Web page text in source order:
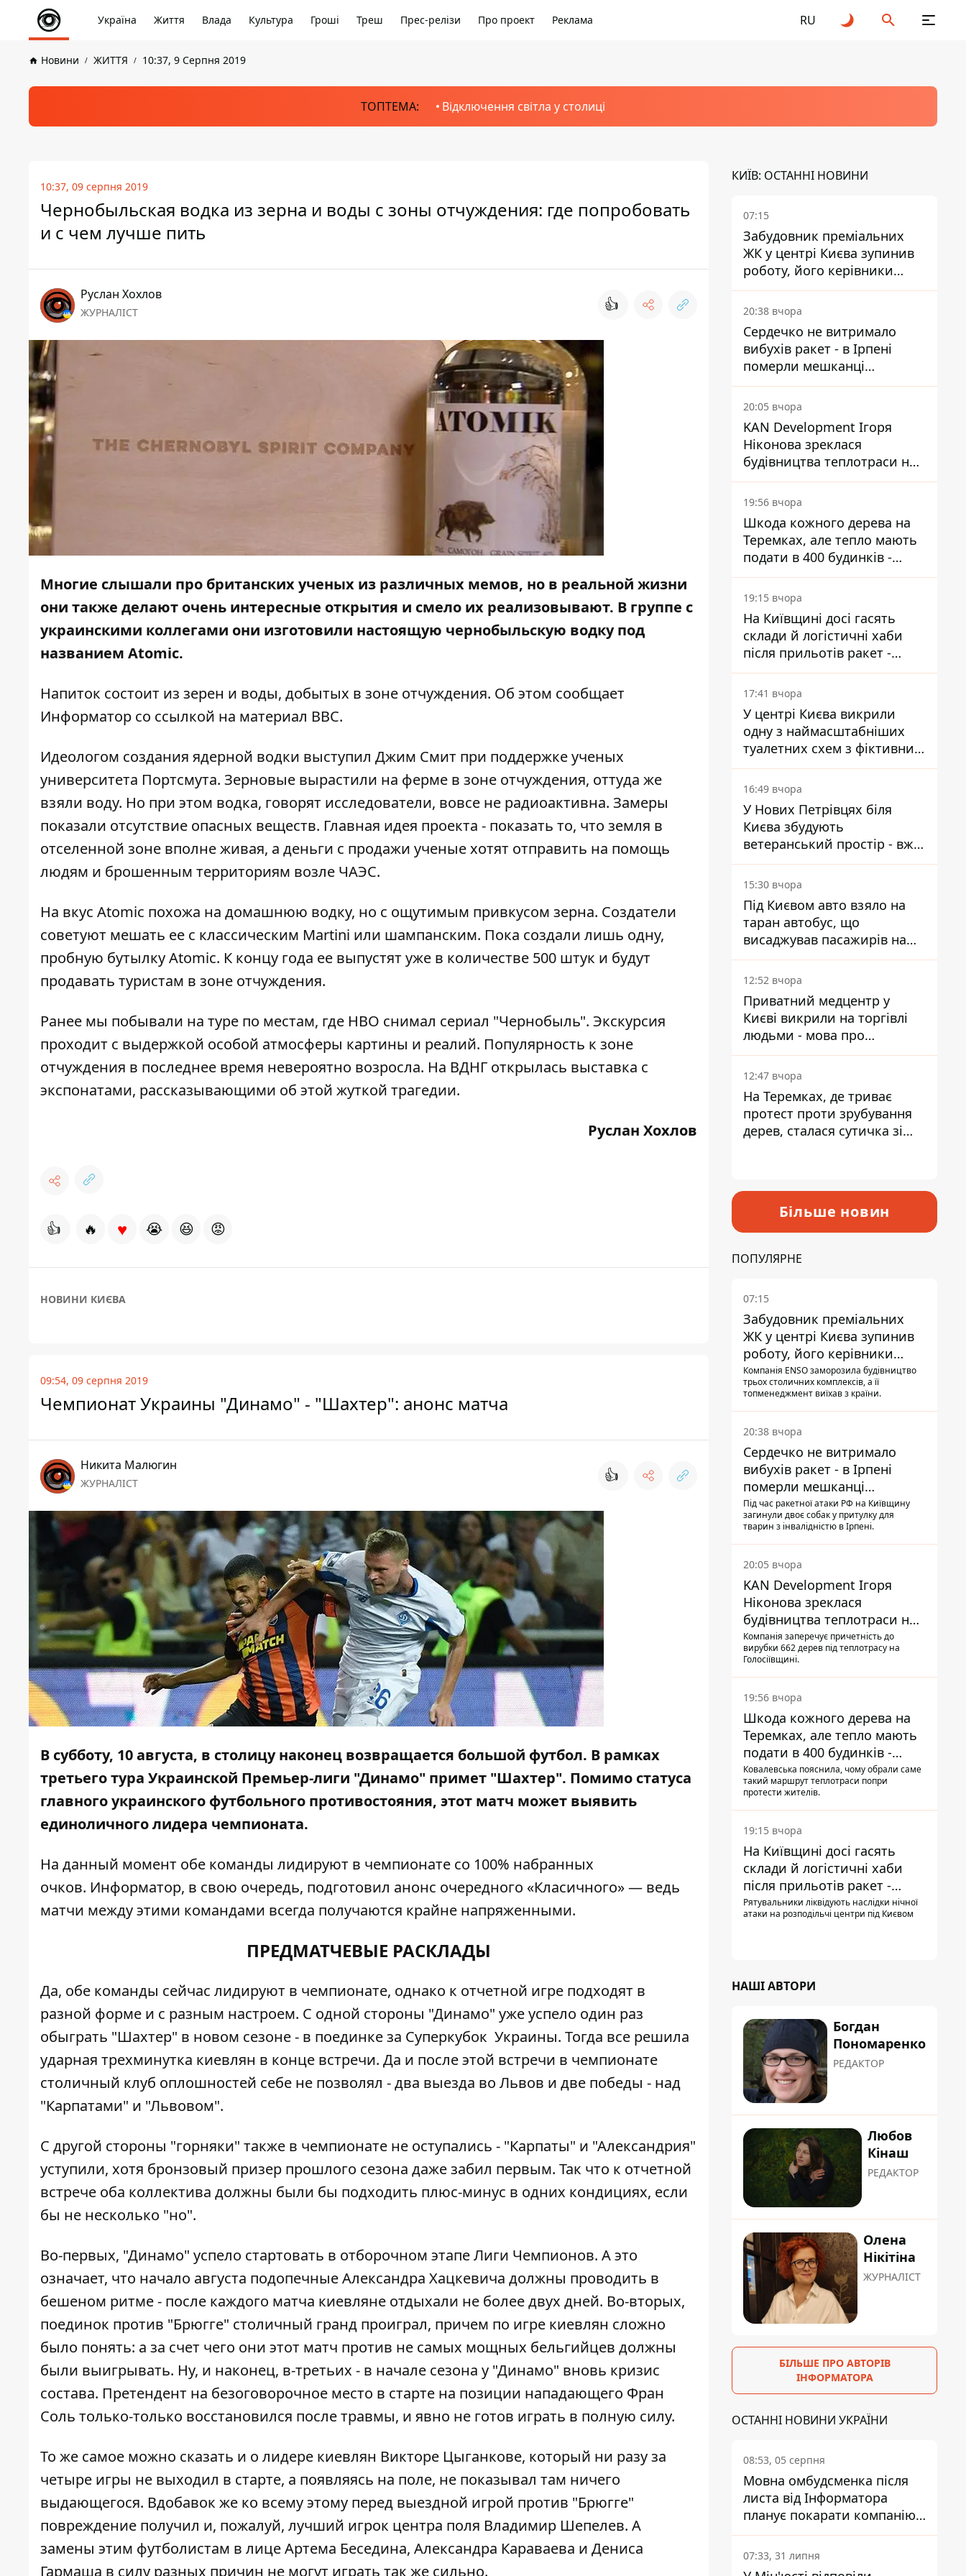
Україна Життя Влада Культура Гроші Треш Прес-релізи Про проект Реклама RU
Новини ЖИТТЯ 10:37, 9 Серпня 2019
ТОПТЕМА: Відключення світла у столиці
10:37, 09 серпня 2019
Чернобыльская водка из зерна и воды с зоны отчуждения: где попробовать
и с чем лучше пить
Руслан Хохлов
ЖУРНАЛІСТ 👍
Многие слышали про британских ученых из различных мемов, но в реальной жизни
они также делают очень интересные открытия и смело их реализовывают. В группе с
украинскими коллегами они изготовили настоящую чернобыльскую водку под
названием Atomic.
Напиток состоит из зерен и воды, добытых в зоне отчуждения. Об этом сообщает
Информатор со ссылкой на материал BBC.
Идеологом создания ядерной водки выступил Джим Смит при поддержке ученых
университета Портсмута. Зерновые вырастили на ферме в зоне отчуждения, оттуда же
взяли воду. Но при этом водка, говорят исследователи, вовсе не радиоактивна. Замеры
показали отсутствие опасных веществ. Главная идея проекта - показать то, что земля в
отселенной зоне вполне живая, а деньги с продажи ученые хотят отправить на помощь
людям и брошенным территориям возле ЧАЭС.
На вкус Atomic похожа на домашнюю водку, но с ощутимым привкусом зерна. Создатели
советуют мешать ее с классическим Martini или шампанским. Пока создали лишь одну,
пробную бутылку Atomic. К концу года ее выпустят уже в количестве 500 штук и будут
продавать туристам в зоне отчуждения.
Ранее мы побывали на туре по местам, где HBO снимал сериал "Чернобыль". Экскурсия
проходит с выдержкой особой атмосферы картины и реалий. Популярность к зоне
отчуждения в последнее время невероятно возросла. На ВДНГ открылась выставка с
экспонатами, рассказывающими об этой жуткой трагедии.
Руслан Хохлов
👍 🔥 ♥ 😭 😆 😡
НОВИНИ КИЄВА
09:54, 09 серпня 2019
Чемпионат Украины "Динамо" - "Шахтер": анонс матча
Никита Малюгин
ЖУРНАЛІСТ 👍
В субботу, 10 августа, в столицу наконец возвращается большой футбол. В рамках
третьего тура Украинской Премьер-лиги "Динамо" примет "Шахтер". Помимо статуса
главного украинского футбольного противостояния, этот матч может выявить
единоличного лидера чемпионата.
На данный момент обе команды лидируют в чемпионате со 100% набранных
очков. Информатор, в свою очередь, подготовил анонс очередного «Класичного» — ведь
матчи между этими командами всегда получаются крайне напряженными.
ПРЕДМАТЧЕВЫЕ РАСКЛАДЫ
Да, обе команды сейчас лидируют в чемпионате, однако к отчетной игре подходят в
разной форме и с разным настроем. С одной стороны "Динамо" уже успело один раз
обыграть "Шахтер" в новом сезоне - в поединке за Суперкубок Украины. Тогда все решила
ударная трехминутка киевлян в конце встречи. Да и после этой встречи в чемпионате
столичный клуб оплошностей себе не позволял - два выезда во Львов и две победы - над
"Карпатами" и "Львовом".
С другой стороны "горняки" также в чемпионате не оступались - "Карпаты" и "Александрия"
уступили, хотя бронзовый призер прошлого сезона даже забил первым. Так что к отчетной
встрече оба коллектива должны были бы подходить плюс-минус в одних кондициях, если
бы не несколько "но".
Во-первых, "Динамо" успело стартовать в отборочном этапе Лиги Чемпионов. А это
означает, что начало августа подопечные Александра Хацкевича должны проводить в
бешеном ритме - после каждого матча киевляне отдыхали не более двух дней. Во-вторых,
поединок против "Брюгге" столичный гранд проиграл, причем по игре киевлян сложно
было понять: а за счет чего они этот матч против не самых мощных бельгийцев должны
были выигрывать. Ну, и наконец, в-третьих - в начале сезона у "Динамо" вновь кризис
состава. Претендент на безоговорочное место в старте на позиции нападающего Фран
Соль только-только восстановился после травмы, и явно не готов играть в полную силу.
То же самое можно сказать и о лидере киевлян Викторе Цыганкове, который ни разу за
четыре игры не выходил в старте, а появляясь на поле, не показывал там ничего
выдающегося. Вдобавок же ко всему этому перед выездной игрой против "Брюгге"
повреждение получил и, пожалуй, лучший игрок центра поля Владимир Шепелев. А
замены этим футболистам в лице Артема Беседина, Александра Караваева и Дениса
Гармаша в силу разных причин не могут играть так же сильно.
КИЇВ: ОСТАННІ НОВИНИ
07:15
Забудовник преміальних
ЖК у центрі Києва зупинив
роботу, його керівники
втекли з України - Bihus.info
20:38 вчора
Сердечко не витримало
вибухів ракет - в Ірпені
померли мешканці
притулку для собак з
інвалідністю
20:05 вчора
KAN Development Ігоря
Ніконова зреклася
будівництва теплотраси на
Теремках
19:56 вчора
Шкода кожного дерева на
Теремках, але тепло мають
подати в 400 будинків -
депутатка Київради
19:15 вчора
На Київщині досі гасять
склади й логістичні хаби
після прильотів ракет -
ДСНС
17:41 вчора
У центрі Києва викрили
одну з наймасштабніших
туалетних схем з фіктивним
будинком
16:49 вчора
У Нових Петрівцях біля
Києва збудують
ветеранський простір - вже
знайшли проєктанта
15:30 вчора
Під Києвом авто взяло на
таран автобус, що
висаджував пасажирів на
зупинці - пасажирка в
лікарні
12:52 вчора
Приватний медцентр у
Києві викрили на торгівлі
людьми - мова про
сурогатне материнство
12:47 вчора
На Теремках, де триває
протест проти зрубування
дерев, сталася сутичка зі
Більше новин
ПОПУЛЯРНЕ
07:15
Забудовник преміальних
ЖК у центрі Києва зупинив
роботу, його керівники
втекли з України - Bihus.info
Компанія ENSO заморозила будівництво
трьох столичних комплексів, а її
топменеджмент виїхав з країни.
20:38 вчора
Сердечко не витримало
вибухів ракет - в Ірпені
померли мешканці
притулку для собак з
інвалідністю
Під час ракетної атаки РФ на Київщину
загинули двоє собак у притулку для
тварин з інвалідністю в Ірпені.
20:05 вчора
KAN Development Ігоря
Ніконова зреклася
будівництва теплотраси на
Теремках
Компанія заперечує причетність до
вирубки 662 дерев під теплотрасу на
Голосіївщині.
19:56 вчора
Шкода кожного дерева на
Теремках, але тепло мають
подати в 400 будинків -
депутатка Київради
Ковалевська пояснила, чому обрали саме
такий маршрут теплотраси попри
протести жителів.
19:15 вчора
На Київщині досі гасять
склади й логістичні хаби
після прильотів ракет -
ДСНС
Рятувальники ліквідують наслідки нічної
атаки на розподільчі центри під Києвом
НАШІ АВТОРИ
Богдан
Пономаренко
РЕДАКТОР
Любов
Кінаш
РЕДАКТОР
Олена
Нікітіна
ЖУРНАЛІСТ
БІЛЬШЕ ПРО АВТОРІВ
ІНФОРМАТОРА
ОСТАННІ НОВИНИ УКРАЇНИ
08:53, 05 серпня
Мовна омбудсменка після
листа від Інформатора
планує покарати компанію-
підрядника ПриватБанку
07:33, 31 липня